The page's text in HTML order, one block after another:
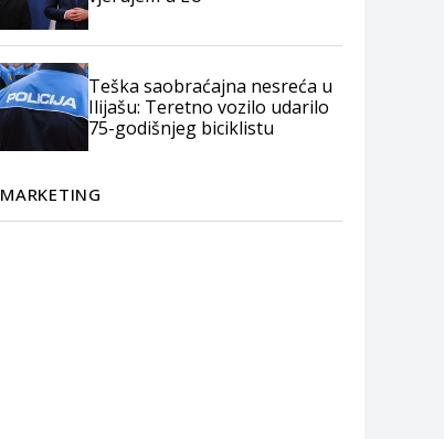
Teška saobraćajna nesreća u
Ilijašu: Teretno vozilo udarilo
75-godišnjeg biciklistu
MARKETING